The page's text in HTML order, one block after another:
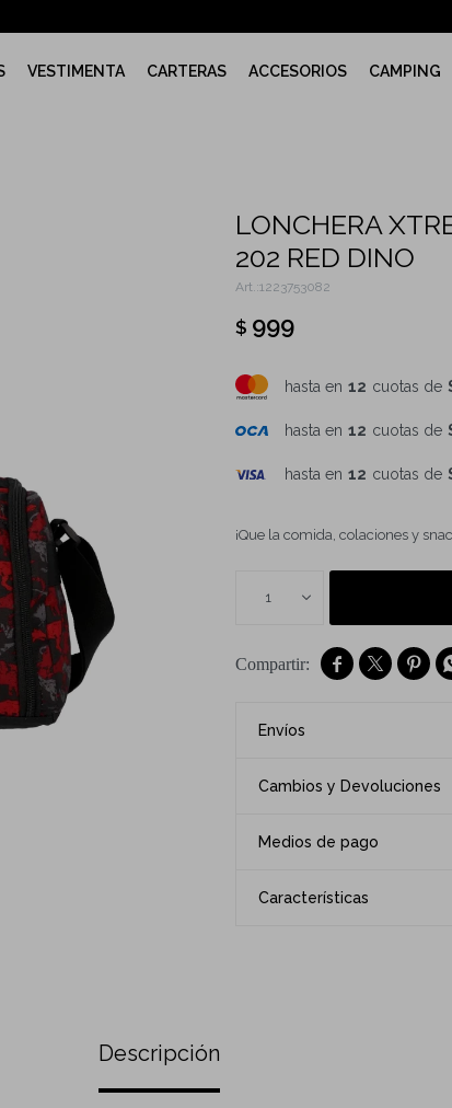
VESTIMENTA CARTERAS ACCESORIOS CAMPING
LONCHERA
202 RED DINO
1223753082
$ 999
hasta en 12 cuotas de
hasta en 12 cuotas de
hasta en 12 cuotas de
¡Que la comida, colaciones y
1
  
Envíos
Cambios y Devoluciones
Medios de pago
Características
Descripción